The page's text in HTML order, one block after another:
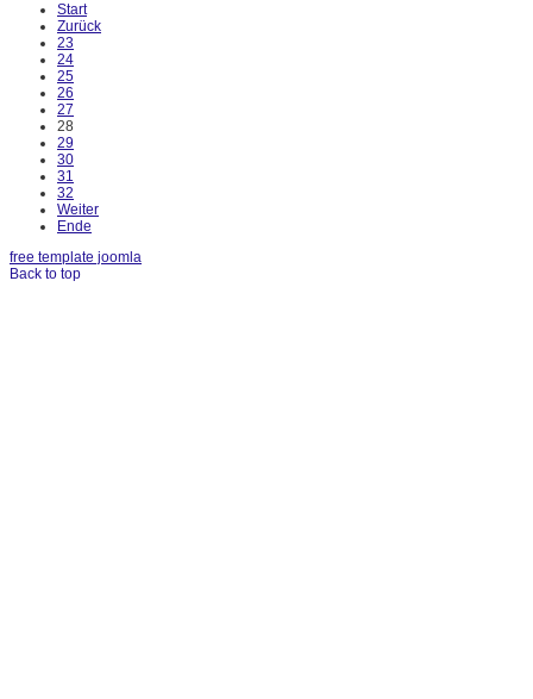
Start
Zurück
23
24
25
26
27
28
29
30
31
32
Weiter
Ende
free template joomla
Back to top